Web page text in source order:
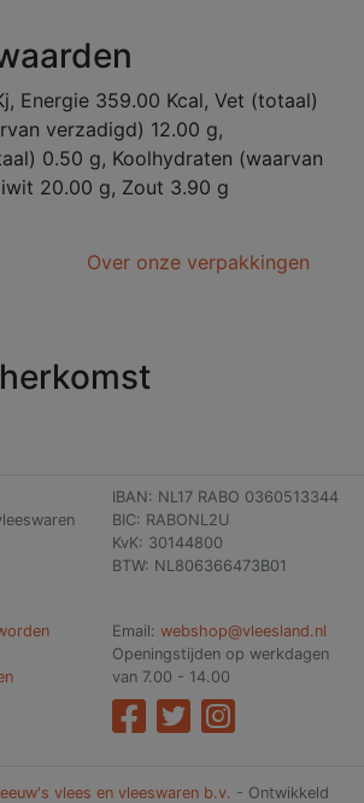
Energie 359.00 Kcal, Vet (totaal)
verzadigd) 12.00 g,
0.50 g, Koolhydraten (waarvan
20.00 g, Zout 3.90 g
Over onze verpakkingen
IBAN: NL17 RABO 0360513344
BIC: RABONL2U
KvK: 30144800
BTW: NL806366473B01
Email: webshop@vleesland.nl
Openingstijden op werkdagen
van 7.00 - 14.00
vlees en vleeswaren b.v. - Ontwikkeld